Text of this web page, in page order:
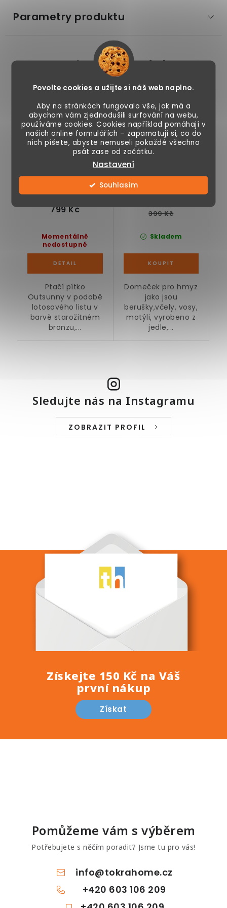
Povolte cookies a užijte si náš web naplno.
Aby na stránkách fungovalo vše, jak má a
abychom vám zjednodušili surfování na webu,
používáme cookies. Cookies například pomáhají v
našich online formulářích – zapamatují si, co do
nich píšete, abyste nemuseli pokaždé všechno
psát zase od začátku.
Nastavení
Souhlasím
Parametry produktu
Související produkty
Ptačí koupel / pítko
ve tvaru lotosového
listu, bronz, výška 54
cm
Momentálně
nedostupné
799 Kč
Ptačí pítko
Outsunny v podobě
lotosového listu v
barvě starožitném
bronzu,...
Hmyzí hotel vel. S
15 %
Akce
Skladem
339 Kč
399 Kč
Domeček pro hmyz
jako jsou
berušky,včely, vosy,
motýli, vyrobeno z
jedle,...
Sledujte nás na Instagramu
ZOBRAZIT PROFIL
Získejte 150 Kč na Váš
první nákup
Získat
Pomůžeme vám s výběrem
Potřebujete s něčím poradit? Jsme tu pro vás!
info@tokrahome.cz
+420 603 106 209